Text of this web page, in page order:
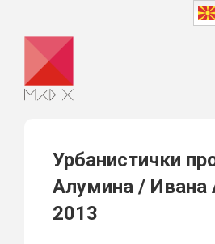
content
Урбанистички
Алумина / Ивана
2013